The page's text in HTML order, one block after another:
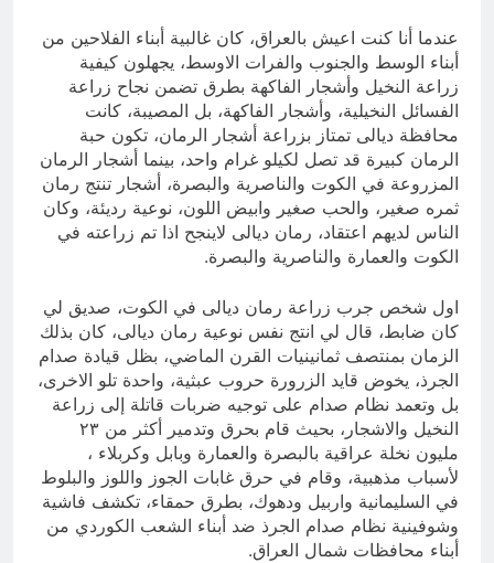
عندما أنا كنت اعيش بالعراق، كان غالبية أبناء الفلاحين من
أبناء الوسط والجنوب والفرات الاوسط، يجهلون كيفية
زراعة النخيل وأشجار الفاكهة بطرق تضمن نجاح زراعة
الفسائل النخيلية، وأشجار الفاكهة، بل المصيبة، كانت
محافظة ديالى تمتاز بزراعة أشجار الرمان، تكون حبة
الرمان كبيرة قد تصل لكيلو غرام واحد، بينما أشجار الرمان
المزروعة في الكوت والناصرية والبصرة، أشجار تنتج رمان
ثمره صغير، والحب صغير وابيض اللون، نوعية رديئة، وكان
الناس لديهم اعتقاد، رمان ديالى لاينجح اذا تم زراعته في
الكوت والعمارة والناصرية والبصرة.
اول شخص جرب زراعة رمان ديالى في الكوت، صديق لي
كان ضابط، قال لي انتج نفس نوعية رمان ديالى، كان بذلك
الزمان بمنتصف ثمانينيات القرن الماضي، بظل قيادة صدام
الجرذ، يخوض قايد الزرورة حروب عبثية، واحدة تلو الاخرى،
بل وتعمد نظام صدام على توجيه ضربات قاتلة إلى زراعة
النخيل والاشجار، بحيث قام بحرق وتدمير أكثر من ٢٣
مليون نخلة عراقية بالبصرة والعمارة وبابل وكربلاء ،
لأسباب مذهبية، وقام في حرق غابات الجوز واللوز والبلوط
في السليمانية واربيل ودهوك، بطرق حمقاء، تكشف فاشية
وشوفينية نظام صدام الجرذ ضد أبناء الشعب الكوردي من
أبناء محافظات شمال العراق.